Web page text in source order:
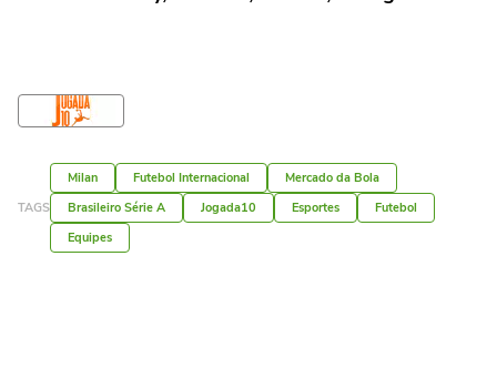
TAGS
Milan Futebol Internacional
Mercado da Bola
Brasileiro Série A
Jogada10 Esportes
Futebol
Equipes